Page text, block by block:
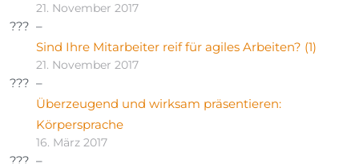
21. November 2017
Sind Ihre Mitarbeiter reif für agiles Arbeiten? (1)
21. November 2017
Überzeugend und wirksam präsentieren:
Körpersprache
16. März 2017